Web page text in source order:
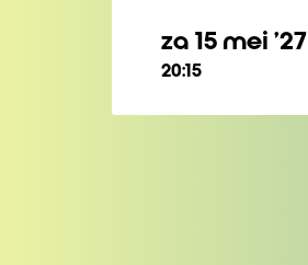
za 15 mei ’27
20:15